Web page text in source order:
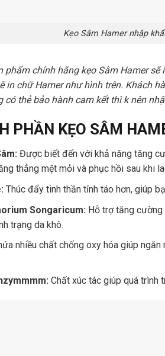
Kẹo Sâm Hamer nhập
phẩm chính hãng kẹo Sâm Hamer
in chữ Hamer như hình trên. Khách
có thẻ bảo hành cam kết thì k nên
PHẦN KẸO SÂM
Được biết đến với khả năng tăng
thẳng mệt mỏi và phục hồi sau khi
Thúc đẩy tinh thần tỉnh táo hơn, giúp
Songaricum: Hỗ trợ tăng
trạng da khô.
nhiều chất chống oxy hóa giúp
Chất xúc tác giúp quá trình